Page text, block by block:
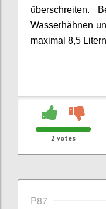
überschreiten.
Wasserhähnen
maximal 8,5
2 votes
P87